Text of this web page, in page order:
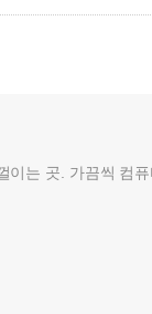
이는 곳. 가끔씩 컴